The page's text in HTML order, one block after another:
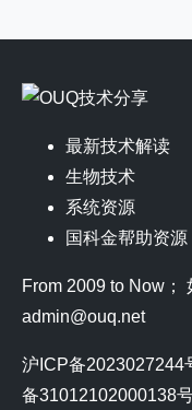
最新技术解读
生物技术
系统资源
国科金帮助资源
From 2009 to Now；
admin@ouq.net
沪ICP备2023027244
备31012102000138